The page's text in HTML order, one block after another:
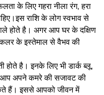
के लिए गहरा नीला रंग, हरा
राशि के लोग स्वभाव से
होते है। अगर आप घर के दक्षिण
कलर के इस्तेमाल से वैभव की
होते है। इनके लिए भी डार्क ब्लू,
आप अपने कमरे की सजावट की
हैं। इससे आपको जीवन में